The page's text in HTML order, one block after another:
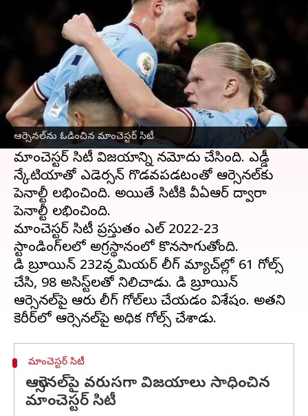
ఆర్సెనల్‌ను ఓడించిన మాంచెస్టర్ సిటీ
మాంచెస్టర్ సిటీ
Jayachandra Akuri Feb 16, 2023 09:48 am
ఈ వార్తాకథనం ఏంటి
ప్రీమియర్ లీగ్2023లో మాంచెస్టర్ సిటీ అద్భుత
ప్రదర్శనతో ఆకట్టుకుంటోంది. మాంచెస్టర్ సిటీ చేతిలో
ఆర్సెనల్ ఓటమిపాలైంది. 3-1తో తేడాతో ఆర్సెనల్‌పై
మాంచెస్టర్ సిటీ విజయాన్ని నమోదు చేసింది. ఎడ్డీ
న్కేటియాతో ఎడెర్సన్ గొడవపడటంతో ఆర్సెనల్‌కు
పెనాల్టీ లభించింది. అయితే సిటీకి వీఏఆర్ ద్వారా
పెనాల్టీ లభించింది.
మాంచెస్టర్ సిటీ ప్రస్తుతం పీఎల్ 2022-23
స్టాండింగ్‌లలో అగ్రస్థానంలో కొనసాగుతోంది.
డి బ్రూయిన్ 232వ ప్రీమియర్ లీగ్ మ్యాచ్‌ల్లో 61 గోల్స్
చేసి, 98 అసిస్ట్‌లతో నిలిచాడు. డి బ్రూయిన్
ఆర్సెనల్‌పై ఆరు లీగ్ గోల్‌లు చేయడం విశేషం. అతని
మాంచెస్టర్ సిటీ
ఆర్సెనల్‌పై వరుసగా విజయాలు సాధించిన
మాంచెస్టర్ సిటీ